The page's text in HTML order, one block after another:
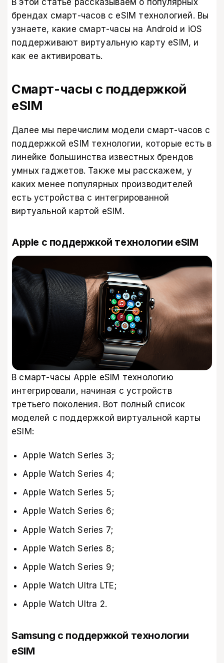
брендах смарт-часов с eSIM технологией. Вы
узнаете, какие смарт-часы на Android и iOS
поддерживают виртуальную карту eSIM, и
как ее активировать.
Смарт-часы с поддержкой
eSIM
Далее мы перечислим модели смарт-часов с
поддержкой eSIM технологии, которые есть в
линейке большинства известных брендов
умных гаджетов. Также мы расскажем, у
каких менее популярных производителей
есть устройства с интегрированной
виртуальной картой eSIM.
Apple с поддержкой технологии eSIM
В смарт-часы Apple eSIM технологию
интегрировали, начиная с устройств
третьего поколения. Вот полный список
моделей с поддержкой виртуальной карты
eSIM:
Apple Watch Series 3;
Apple Watch Series 4;
Apple Watch Series 5;
Apple Watch Series 6;
Apple Watch Series 7;
Apple Watch Series 8;
Apple Watch Series 9;
Apple Watch Ultra LTE;
Apple Watch Ultra 2.
Samsung с поддержкой технологии
eSIM